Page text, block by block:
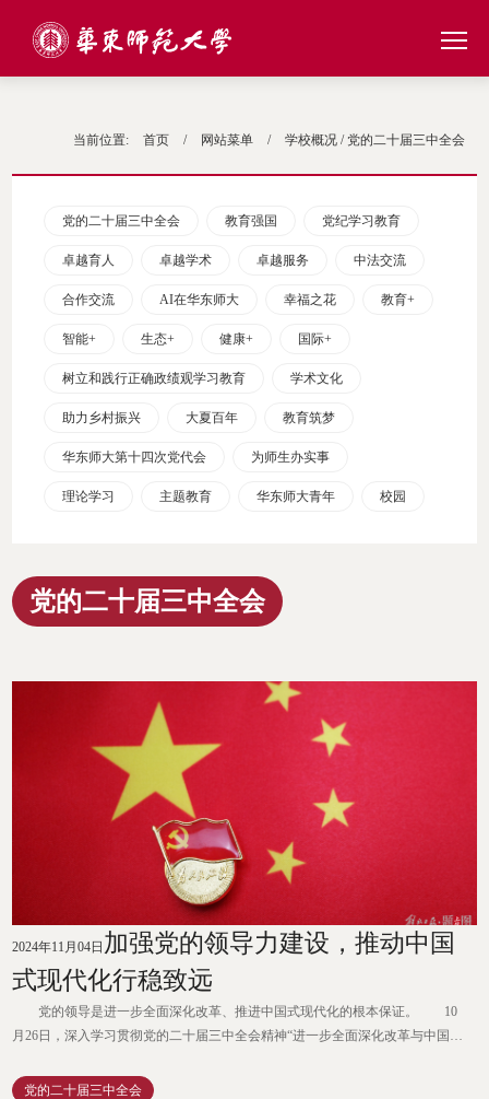
当前位置: 首页 / 网站菜单 / 学校概况/ 党的二十届三中全会
党的二十届三中全会 教育强国 党纪学习教育
卓越育人 卓越学术 卓越服务 中法交流
合作交流 AI在华东师大 幸福之花 教育+
智能+ 生态+ 健康+ 国际+
树立和践行正确政绩观学习教育 学术文化
助力乡村振兴 大夏百年 教育筑梦
华东师大第十四次党代会 为师生办实事
理论学习 主题教育 华东师大青年 校园
党的二十届三中全会
2024年11月04日 加强党的领导力建设，推动中国
式现代化行稳致远
党的领导是进一步全面深化改革、推进中国式现代化的根本保证。 10
月26日，深入学习贯彻党的二十届三中全会精神“进一步全面深化改革与中国共
委党校举行。本次会议是上海市社联第十八届（2024）学会学术活动月项目之
党的二十届三中全会